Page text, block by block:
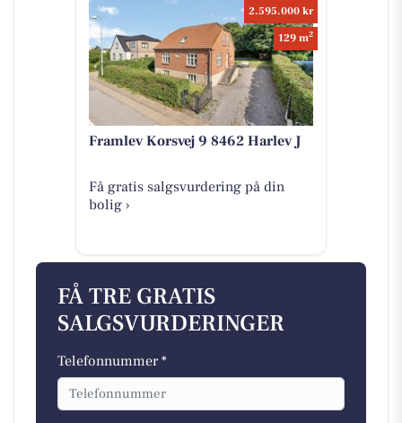
2.595.000 kr
129 m2
Framlev Korsvej 9 8462 Harlev J
Få gratis salgsvurdering på din
bolig ›
FÅ TRE GRATIS
SALGSVURDERINGER
Telefonnummer *